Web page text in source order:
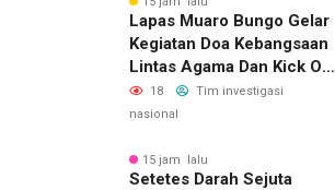
Lapas Muaro Bungo Gelar
Kegiatan Doa Kebangsaan
Lintas Agama Dan Kick Off
Semarak HUT RI Ke-81
Kemerdekaan Republik
18
Tim investigasi
nasional
15 jam lalu
Setetes Darah Sejuta